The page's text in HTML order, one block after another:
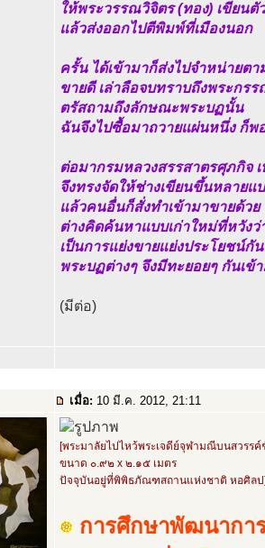
ให้พระวรรณวิจิตร (ทอง) เขียนตั
แล้วส่งออกไปตีพิมพ์ที่เมืองนอก
ครั้น ได้เข้ามาก็ส่งไปจำหน่ายต
ขายดี เล่าลือจบทราบถึงพระกร
ตรัสถามถึงลักษณะพระบฏนั้น
ฉันจึงไปซื้อมาถวายแผ่นหนึ่ง ก็พ
ต่อมากรมหลวงสรรสาตรศุภกิจ
จึงทรงจัดให้ช่างเขียนขึ้นหลายแ
แล้วคนอื่นก็สั่งทำเข้ามาขายด้วย
ต่างคิดค้นหาแบบเก่าใหม่ที่หวังว่
เป็นการแย่งขายแย่งประโยชน์กั
พระบฏต่างๆ จึงมีทะยอยๆ กันเข้
(มีต่อ)
เมื่อ: 10 มี.ค. 2012, 21:11
[พระมาลัยไปไหว้พระเจดีย์จุฬามณีบนสวรร
ขนาด ๐.๙๒ x ๒.๑๕ เมตร
ปัจจุบันอยู่ที่พิพิธภัณฑสถานแห่งชาติ หอศิล
การศึกษาพัฒนากา